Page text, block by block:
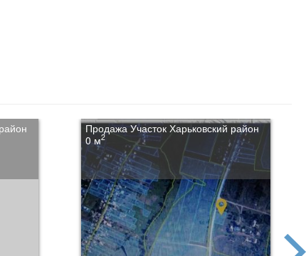
Продажа Участок Харьковский район
0 м2